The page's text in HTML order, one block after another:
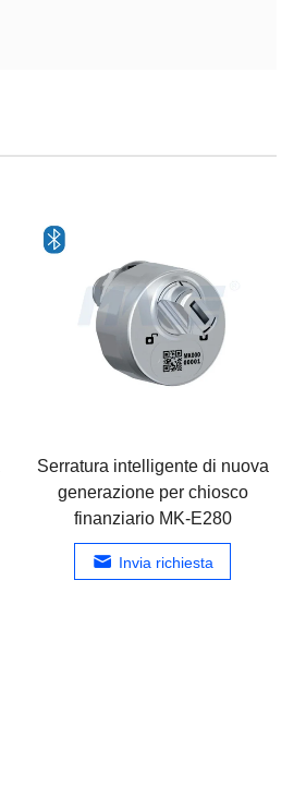
Serratura intelligente di nuova
generazione per chiosco
finanziario MK-E280
Invia richiesta